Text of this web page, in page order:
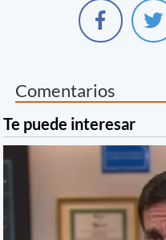
Comentarios